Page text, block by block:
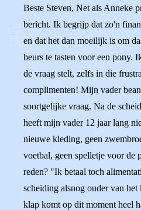
Beste Steven, Net als Anneke
bericht. Ik begrijp dat zo'n
en dat het dan moeilijk is om
beurs te tasten voor een pony.
de vraag stelt, zelfs in die
complimenten! Mijn vader
soortgelijke vraag. Na de
heeft mijn vader 12 jaar lang
nieuwe kleding, geen
voetbal, geen spelletje voor de
reden? "Ik betaal toch
scheiding alsnog ouder van
klap komt op dit moment heel